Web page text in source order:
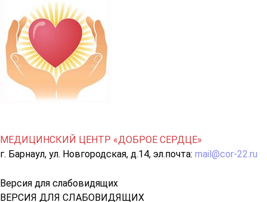
МЕДИЦИНСКИЙ ЦЕНТР «ДОБРОЕ СЕРДЦЕ»
г. Барнаул, ул. Новгородская, д.14, эл.почта: mail@cor-22.ru
Версия для слабовидящих
ВЕРСИЯ ДЛЯ СЛАБОВИДЯЩИХ